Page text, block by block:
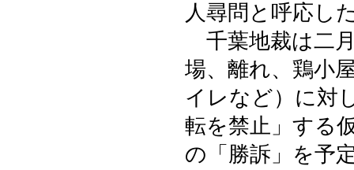
人尋問と呼応し
千葉地裁は二
場、離れ、鶏小
イレなど）に対
転を禁止」する
の「勝訴」を予